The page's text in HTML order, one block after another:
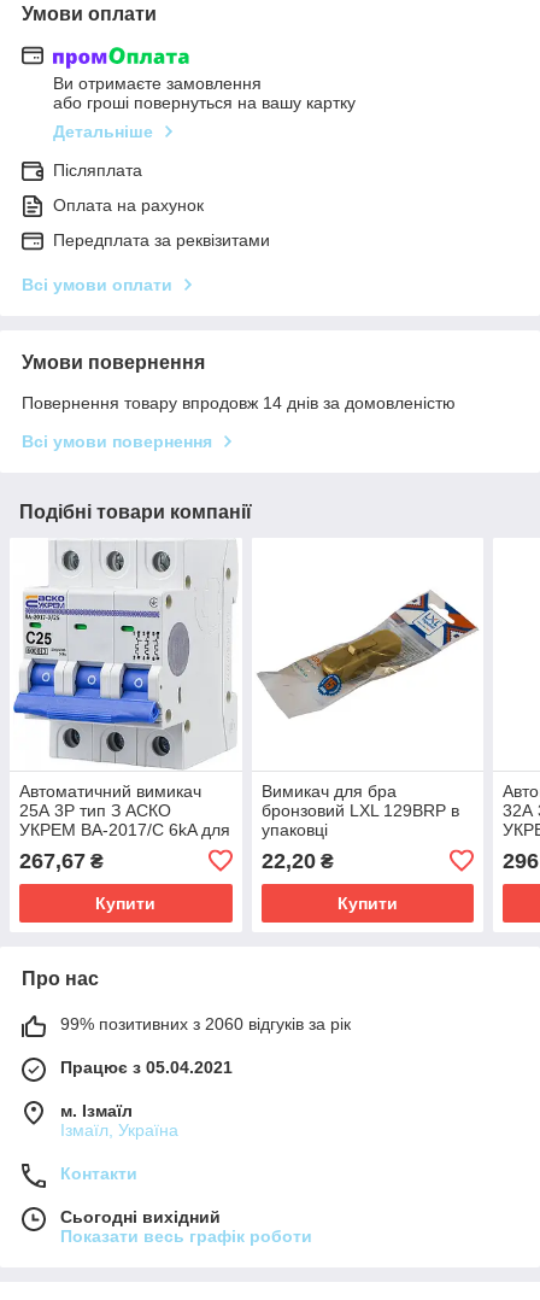
Умови оплати
Ви отримаєте замовлення
або гроші повернуться на вашу картку
Детальніше
Післяплата
Оплата на рахунок
Передплата за реквізитами
Всі умови оплати
Умови повернення
Повернення товару впродовж 14 днів за домовленістю
Всі умови повернення
Подібні товари компанії
Автоматичний вимикач
25А 3Р тип З АСКО
УКРЕМ ВА-2017/С 6kA для
триполюсний
267,67 ₴
Купити
Вимикач для бра
бронзовий LXL 129BRP в
упаковці
22,20₴
Купити
32А
Про нас
99% позитивних з 2060 відгуків за рік
Працює з 05.04.2021
м. Ізмаїл
Ізмаїл, Україна
Контакти
Сьогодні вихідний
Показати весь графік роботи